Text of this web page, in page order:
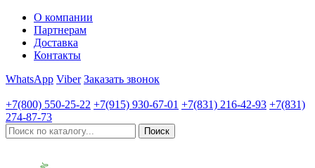
О компании
Партнерам
Доставка
Контакты
WhatsApp Viber Заказать звонок
+7(800) 550-25-22 +7(915) 930-67-01 +7(831) 216-42-93 +7(831)
274-87-73